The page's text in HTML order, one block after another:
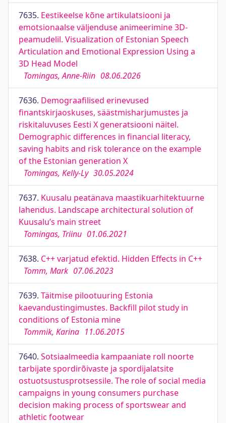
7635. Eestikeelse kõne artikulatsiooni ja
emotsionaalse väljenduse animeerimine 3D-
peamudelil. Visualization of Estonian Speech
Articulation and Emotional Expression Using a
3D Head Model
Tomingas, Anne-Riin 08.06.2026
7636. Demograafilised erinevused
finantskirjaoskuses, säästmisharjumustes ja
riskitaluvuses Eesti X generatsiooni näitel.
Demographic differences in financial literacy,
saving habits and risk tolerance on the example
of the Estonian generation X
Tomingas, Kelly-Ly 30.05.2024
7637. Kuusalu peatänava maastikuarhitektuurne
lahendus. Landscape architectural solution of
Kuusalu’s main street
Tomingas, Triinu 01.06.2021
7638. C++ varjatud efektid. Hidden Effects in C++
Tomm, Mark 07.06.2023
7639. Täitmise pilootuuring Estonia
kaevandustingimustes. Backfill pilot study in
conditions of Estonia mine
Tommik, Karina 11.06.2015
7640. Sotsiaalmeedia kampaaniate roll noorte
tarbijate spordirõivaste ja spordijalatsite
ostuotsustusprotsessile. The role of social media
campaigns in young consumers purchase
decision making process of sportswear and
athletic footwear